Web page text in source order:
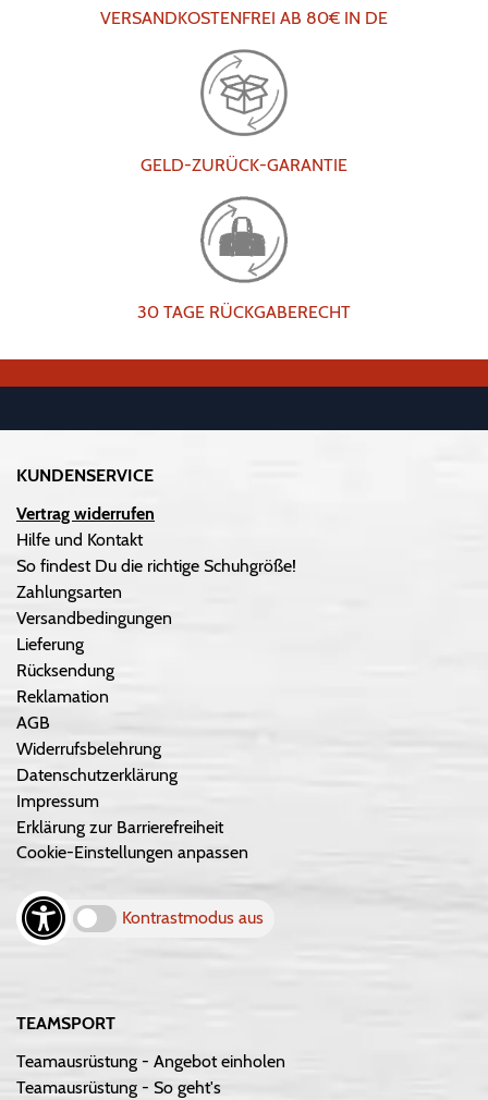
VERSANDKOSTENFREI AB 80€ IN DE
GELD-ZURÜCK-GARANTIE
30 TAGE RÜCKGABERECHT
KUNDENSERVICE
Vertrag widerrufen
Hilfe und Kontakt
So findest Du die richtige Schuhgröße!
Zahlungsarten
Versandbedingungen
Lieferung
Rücksendung
Reklamation
AGB
Widerrufsbelehrung
Datenschutzerklärung
Impressum
Erklärung zur Barrierefreiheit
Cookie-Einstellungen anpassen
Kontrastmodus aus
TEAMSPORT
Teamausrüstung - Angebot einholen
Teamausrüstung - So geht's